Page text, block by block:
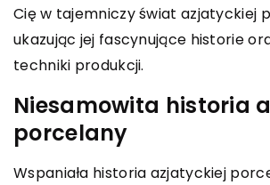
Cię w tajemniczy świat azjatyckiej
ukazując jej fascynujące historie
techniki produkcji.
Niesamowita historia
porcelany
Wspaniała historia azjatyckiej